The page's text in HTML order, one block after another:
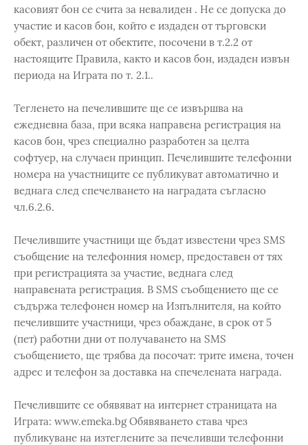
касовият бон се счита за невалиден . Не се допуска до
участие и касов бон, който е издаден от търговски
обект, различен от обектите, посочени в т.2.2 от
настоящите Правила, както и касов бон, издаден извън
периода на Играта по т. 2.1..
Тегленето на печелившите ще се извършва на
ежедневна база, при всяка направена регистрация на
касов бон, чрез специално разработен за целта
софтуер, на случаен принцип. Печелившите телефонни
номера на участниците се публикуват автоматично и
веднага след спечелването на наградата съгласно
чл.6.2.6.
Печелившите участници ще бъдат известени чрез SMS
съобщение на телефонния номер, предоставен от тях
при регистрацията за участие, веднага след
направената регистрация. В SMS съобщението ще се
съдържа телефонен номер на Изпълнителя, на който
печелившите участници, чрез обаждане, в срок от 5
(пет) работни дни от получаването на SMS
съобщението, ще трябва да посочат: трите имена, точен
адрес и телефон за доставка на спечелената награда.
Печелившите се обявяват на интернет страницата на
Играта: www.emeka.bg Обявяването става чрез
публикуване на изтеглените за печеливши телефонни